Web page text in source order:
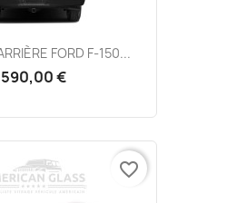
FORD F-150...
590,00 €
favorite_border